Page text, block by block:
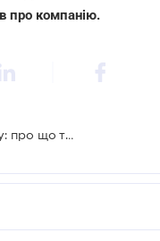
про компанію.
Трудові книжки переводять в цифру: про що турбуються ейчари